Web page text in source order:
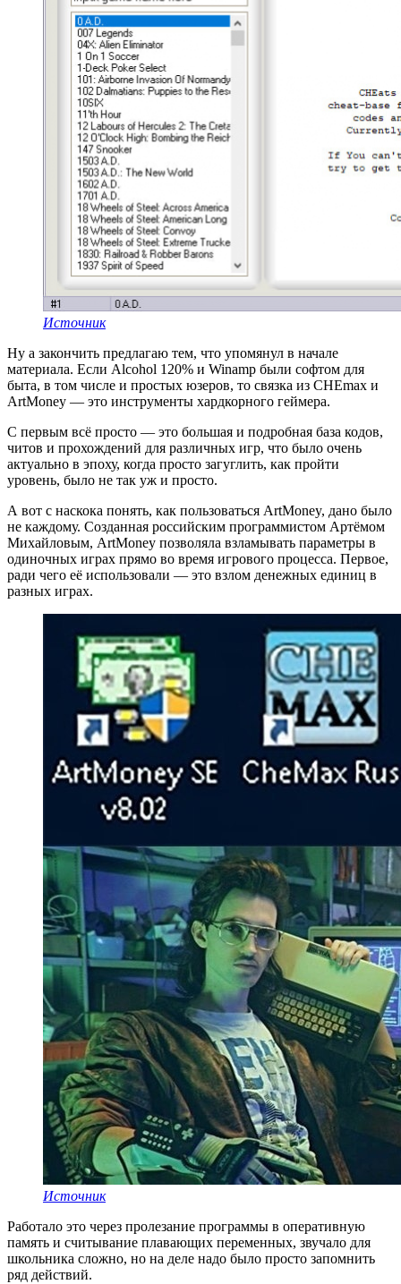
Источник
Ну а закончить предлагаю тем, что упомянул в начале
материала. Если Alcohol 120% и Winamp были софтом для
быта, в том числе и простых юзеров, то связка из CHEmax и
ArtMoney — это инструменты хардкорного геймера.
С первым всё просто — это большая и подробная база кодов,
читов и прохождений для различных игр, что было очень
актуально в эпоху, когда просто загуглить, как пройти
уровень, было не так уж и просто.
А вот с наскока понять, как пользоваться ArtMoney, дано было
не каждому. Созданная российским программистом Артёмом
Михайловым, ArtMoney позволяла взламывать параметры в
одиночных играх прямо во время игрового процесса. Первое,
ради чего её использовали — это взлом денежных единиц в
разных играх.
Источник
Работало это через пролезание программы в оперативную
память и считывание плавающих переменных, звучало для
школьника сложно, но на деле надо было просто запомнить
ряд действий.